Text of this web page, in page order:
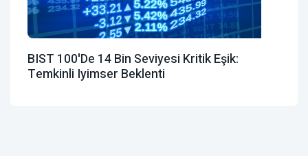
BIST 100'de 14 Bin Seviyesi Kritik Eşik:
Temkinli Iyimser Beklenti